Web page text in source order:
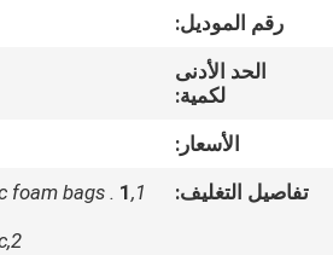
جولة
المصنع
رقابة
رقم الموديل:
الحد الأدنى
لكمية:
الأسعار:
تفاصيل التغليف:
1,PP Plastic foam bags .
2,Large quantity can be c